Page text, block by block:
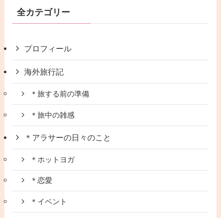
全カテゴリー
プロフィール
海外旅行記
＊旅する前の準備
＊旅中の雑感
＊アラサーの日々のこと
＊ホットヨガ
＊恋愛
＊イベント